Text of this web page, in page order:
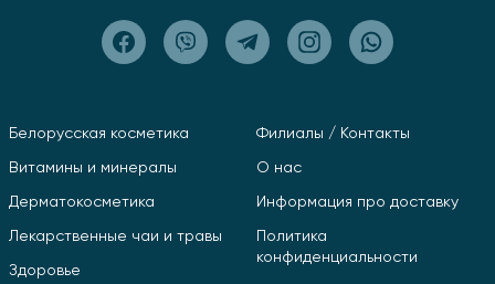
Белорусская косметика
Витамины и минералы
Дерматокосметика
Лекарственные чаи и травы
Здоровье
Филиалы / Контакты
О нас
Информация про доставку
Политика
конфиденциальности